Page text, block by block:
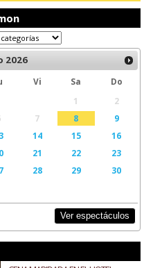
2026
Vi Sa
Do
1
2
7 8
9
14 15
16
21 22
23
28 29
30
Ver espectáculos